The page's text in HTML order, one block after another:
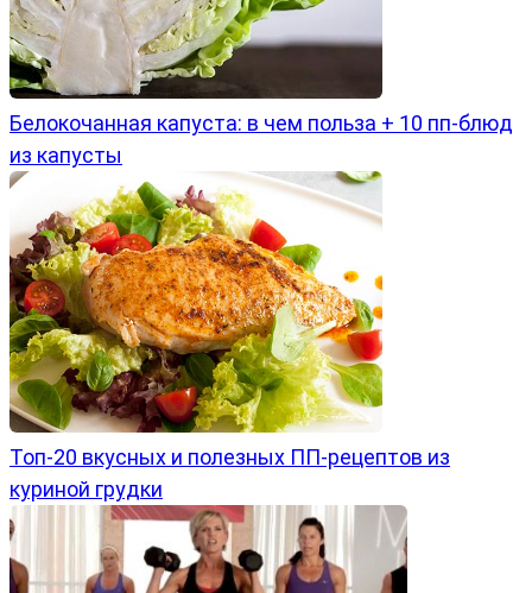
Белокочанная капуста: в чем польза + 10 пп-блюд
из капусты
Топ-20 вкусных и полезных ПП-рецептов из
куриной грудки